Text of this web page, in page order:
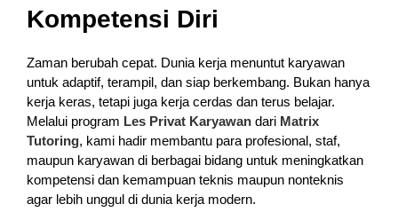
Kompetensi Diri
Zaman berubah cepat. Dunia kerja menuntut karyawan
untuk adaptif, terampil, dan siap berkembang. Bukan hanya
kerja keras, tetapi juga kerja cerdas dan terus belajar.
Melalui program Les Privat Karyawandari Matrix
Tutoring, kami hadir membantu para profesional, staf,
maupun karyawan di berbagai bidang untuk meningkatkan
kompetensi dan kemampuan teknis maupun nonteknis
agar lebih unggul di dunia kerja modern.